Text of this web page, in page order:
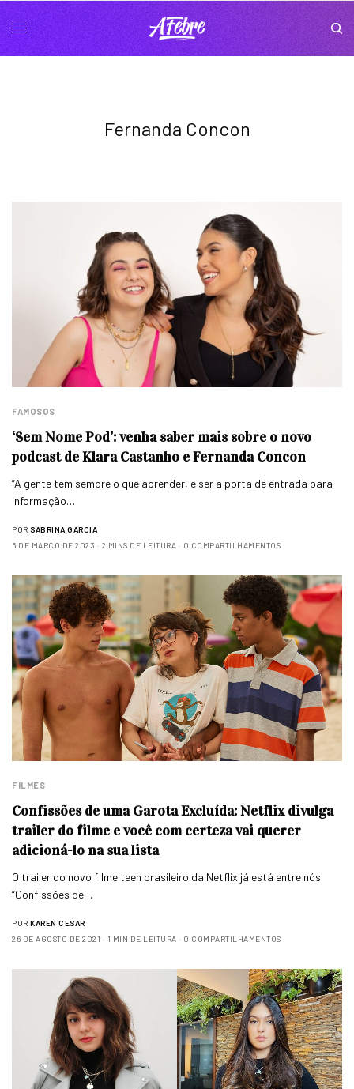
Fernanda Concon
FAMOSOS
‘Sem Nome Pod’: venha saber mais sobre o novo
podcast de Klara Castanho e Fernanda Concon
“A gente tem sempre o que aprender, e ser a porta de entrada para
informação…
POR SABRINA GARCIA
6 DE MARÇO DE 2023
2 MINS DE LEITURA 0 COMPARTILHAMENTOS
FILMES
Confissões de uma Garota Excluída: Netflix divulga
trailer do filme e você com certeza vai querer
adicioná-lo na sua lista
O trailer do novo filme teen brasileiro da Netflix já está entre nós.
“Confissões de…
POR KAREN CESAR
26 DE AGOSTO DE 2021
1 MIN DE LEITURA 0 COMPARTILHAMENTOS